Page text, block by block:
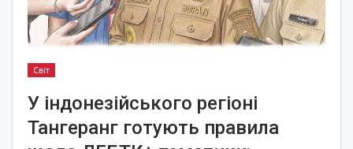
Світ
У індонезійського регіоні
Тангеранг готують правила